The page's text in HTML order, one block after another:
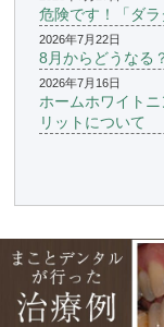
危険です！「ダラ
2026年7月22日
8月からどうなる
2026年7月16日
ホームホワイト
リットについて